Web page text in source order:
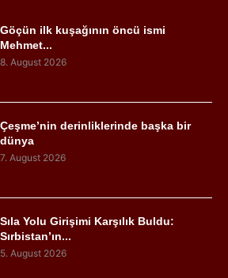
Göçün ilk kuşağının öncü ismi
Mehmet...
8. August 2026
Çeşme’nin derinliklerinde başka bir
dünya
7. August 2026
Sıla Yolu Girişimi Karşılık Buldu:
Sırbistan’ın...
5. August 2026